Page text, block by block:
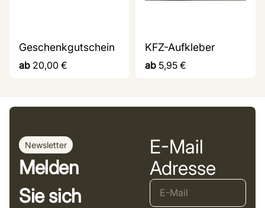
Geschenkgutschein
ab 20,00 €
KFZ-Aufkleber
ab 5,95 €
Newsletter
Melden
Sie sich
E-Mail
Adresse